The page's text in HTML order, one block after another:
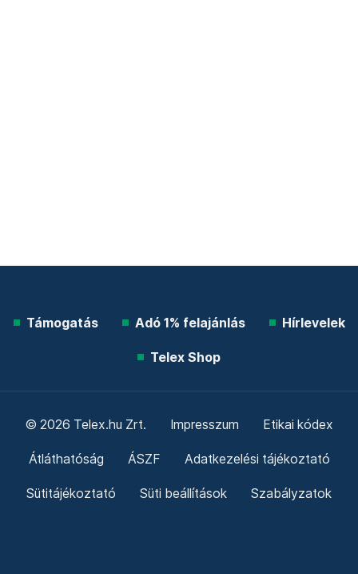
Támogatás Adó 1% felajánlás Hírlevelek
Telex Shop
© 2026 Telex.hu Zrt. Impresszum Etikai kódex
Átláthatóság ÁSZF Adatkezelési tájékoztató
Sütitájékoztató Süti beállítások Szabályzatok